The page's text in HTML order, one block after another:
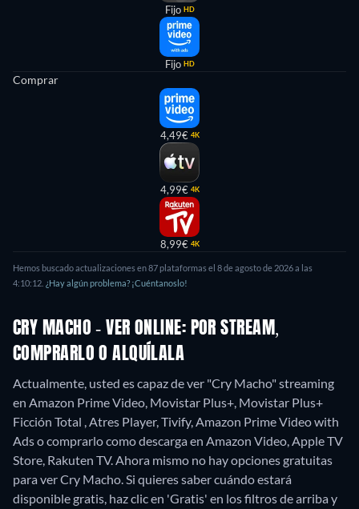
Fijo HD
Fijo HD
Comprar
4,49€ 4K
4,99€ 4K
8,99€ 4K
Hemos buscado actualizaciones en 87 plataformas el 8 de agosto de 2026 a las
4:10:12. ¿Hay algún problema? ¡Cuéntanoslo!
CRY MACHO - VER ONLINE: POR STREAM,
COMPRARLO O ALQUÍLALA
Actualmente, usted es capaz de ver "Cry Macho" streaming
en Amazon Prime Video, Movistar Plus+, Movistar Plus+
Ficción Total , Atres Player, Tivify, Amazon Prime Video with
Ads o comprarlo como descarga en Amazon Video, Apple TV
Store, Rakuten TV.Ahora mismo no hay opciones gratuitas
para ver Cry Macho. Si quieres saber cuándo estará
disponible gratis, haz clic en 'Gratis' en los filtros de arriba y